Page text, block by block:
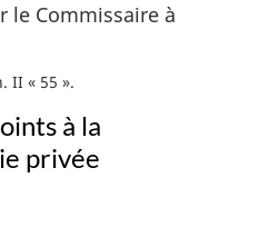
Commissaire à
II « 55 »
à la
privée